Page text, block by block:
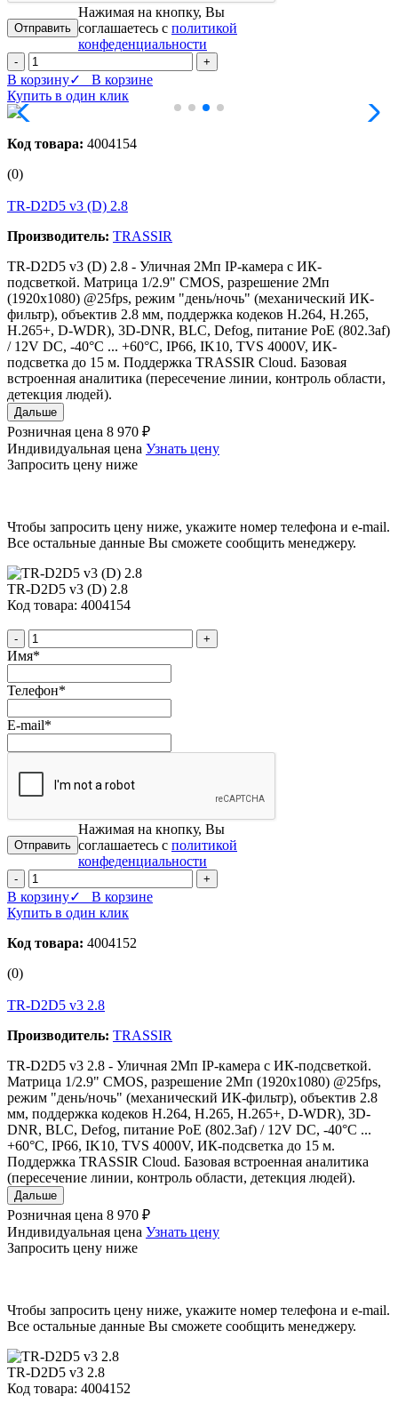
Нажимая на кнопку, Вы
соглашаетесь с политикой
конфеденциальности
- +
В корзину✓ В корзине
Купить в один клик
Код товара: 4004154
(0)
TR-D2D5 v3 (D) 2.8
Производитель: TRASSIR
TR-D2D5 v3 (D) 2.8 - Уличная 2Мп IP-камера с ИК-
подсветкой. Матрица 1/2.9" CMOS, разрешение 2Мп
(1920х1080) @25fps, режим "день/ночь" (механический ИК-
фильтр), объектив 2.8 мм, поддержка кодеков H.264, H.265,
H.265+, D-WDR), 3D-DNR, BLC, Defog, питание PoE (802.3af)
/ 12V DC, -40°C ... +60°C, IP66, IK10, TVS 4000V, ИК-
подсветка до 15 м. Поддержка TRASSIR Cloud. Базовая
встроенная аналитика (пересечение линии, контроль области,
детекция людей).
Дальше
Розничная цена 8 970 ₽
Индивидуальная цена Узнать цену
Запросить цену ниже
Чтобы запросить цену ниже, укажите номер телефона и e-mail.
Все остальные данные Вы сможете сообщить менеджеру.
TR-D2D5 v3 (D) 2.8
Код товара: 4004154
- +
Имя*
Телефон*
E-mail*
Нажимая на кнопку, Вы
соглашаетесь с политикой
конфеденциальности
- +
В корзину✓ В корзине
Купить в один клик
Код товара: 4004152
(0)
TR-D2D5 v3 2.8
Производитель: TRASSIR
TR-D2D5 v3 2.8 - Уличная 2Мп IP-камера с ИК-подсветкой.
Матрица 1/2.9" CMOS, разрешение 2Мп (1920х1080) @25fps,
режим "день/ночь" (механический ИК-фильтр), объектив 2.8
мм, поддержка кодеков H.264, H.265, H.265+, D-WDR), 3D-
DNR, BLC, Defog, питание PoE (802.3af) / 12V DC, -40°C ...
+60°C, IP66, IK10, TVS 4000V, ИК-подсветка до 15 м.
Поддержка TRASSIR Cloud. Базовая встроенная аналитика
(пересечение линии, контроль области, детекция людей).
Дальше
Розничная цена 8 970 ₽
Индивидуальная цена Узнать цену
Запросить цену ниже
Чтобы запросить цену ниже, укажите номер телефона и e-mail.
Все остальные данные Вы сможете сообщить менеджеру.
TR-D2D5 v3 2.8
Код товара: 4004152